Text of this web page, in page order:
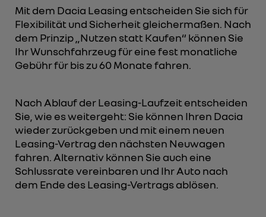
Mit dem Dacia Leasing entscheiden Sie sich für
Flexibilität und Sicherheit gleichermaßen. Nach
dem Prinzip „Nutzen statt Kaufen“ können Sie
Ihr Wunschfahrzeug für eine fest monatliche
Gebühr für bis zu 60 Monate fahren.
Nach Ablauf der Leasing-Laufzeit entscheiden
Sie, wie es weitergeht: Sie können Ihren Dacia
wieder zurückgeben und mit einem neuen
Leasing-Vertrag den nächsten Neuwagen
fahren. Alternativ können Sie auch eine
Schlussrate vereinbaren und Ihr Auto nach
dem Ende des Leasing-Vertrags ablösen.